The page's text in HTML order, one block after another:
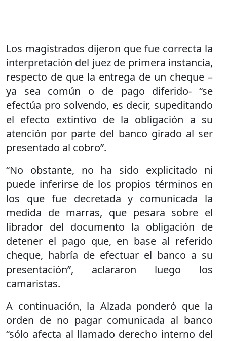
Los magistrados dijeron que fue correcta la
interpretación del juez de primera instancia,
respecto de que la entrega de un cheque –
ya sea común o de pago diferido- “se
efectúa pro solvendo, es decir, supeditando
el efecto extintivo de la obligación a su
atención por parte del banco girado al ser
presentado al cobro”.
“No obstante, no ha sido explicitado ni
puede inferirse de los propios términos en
los que fue decretada y comunicada la
medida de marras, que pesara sobre el
librador del documento la obligación de
detener el pago que, en base al referido
cheque, habría de efectuar el banco a su
presentación”, aclararon luego los
camaristas.
A continuación, la Alzada ponderó que la
orden de no pagar comunicada al banco
“sólo afecta al llamado derecho interno del